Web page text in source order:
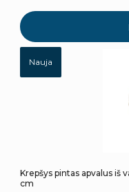
Nauja
Krepšys pintas apvalus iš vandens hiacintų CLIVE D18xH12 (16)
cm